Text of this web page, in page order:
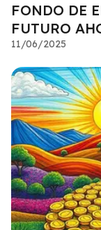
FONDO DE
FUTURO
11/06/2025